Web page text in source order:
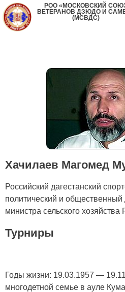
РОО «МОСКОВСКИЙ
ВЕТЕРАНОВ ДЗЮДО И
(МСВДС)
Хачилаев Магомед
Российский дагестанский
политический и общественный
министра сельского хозяйства
Турниры
Годы жизни: 19.03.1957 —
многодетной семье в ауле